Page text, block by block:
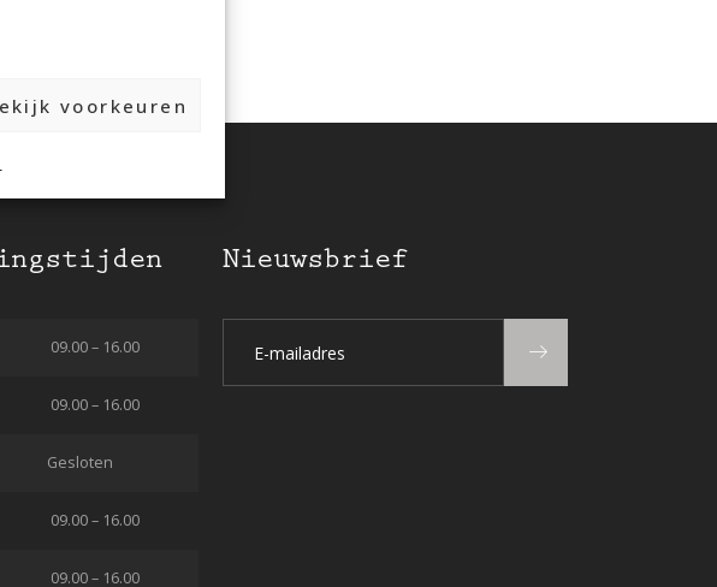
voorkeuren
09.00 – 16.00
09.00 – 16.00
Gesloten
09.00 – 16.00
09.00 – 16.00
Nieuwsbrief